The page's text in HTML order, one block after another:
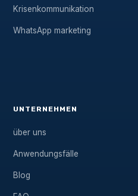
Krisenkommunikation
WhatsApp marketing
UNTERNEHMEN
über uns
Anwendungsfälle
Blog